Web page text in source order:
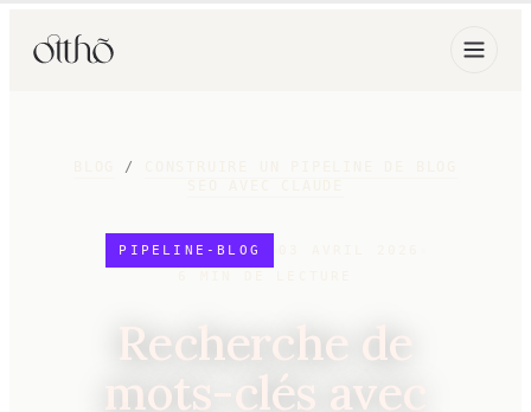
/
PIPELINE-BLOG
Recherche de
mots-clés avec